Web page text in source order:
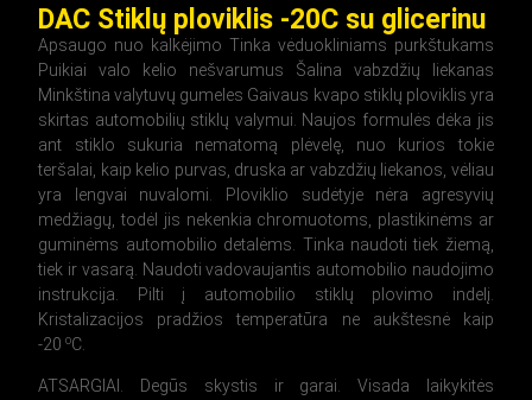
DAC Stiklų ploviklis -20C su glicerinu
Apsaugo nuo kalkėjimo Tinka vėduokliniams purkštukams
Puikiai valo kelio nešvarumus Šalina vabzdžių liekanas
Minkština valytuvų gumeles Gaivaus kvapo stiklų ploviklis yra
skirtas automobilių stiklų valymui. Naujos formulės dėka jis
ant stiklo sukuria nematomą plėvelę, nuo kurios tokie
teršalai, kaip kelio purvas, druska ar vabzdžių liekanos, vėliau
yra lengvai nuvalomi. Ploviklio sudėtyje nėra agresyvių
medžiagų, todėl jis nekenkia chromuotoms, plastikinėms ar
guminėms automobilio detalėms. Tinka naudoti tiek žiemą,
tiek ir vasarą. Naudoti vadovaujantis automobilio naudojimo
instrukcija. Pilti į automobilio stiklų plovimo indelį.
Kristalizacijos pradžios temperatūra ne aukštesnė kaip
-20oC.
ATSARGIAI. Degūs skystis ir garai. Visada laikykitės